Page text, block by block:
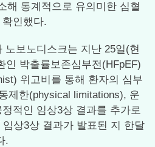
해 통계적으로 유의미한 심혈
인했다.
노보노디스크는 지난 25일(현
인 박출률보존심부전(HFpEF)
위고비를 통해 환자의 심부
제한(physical limitations), 운
적인 임상3상 결과를 추가로
상3상 결과가 발표된 지 한달
.